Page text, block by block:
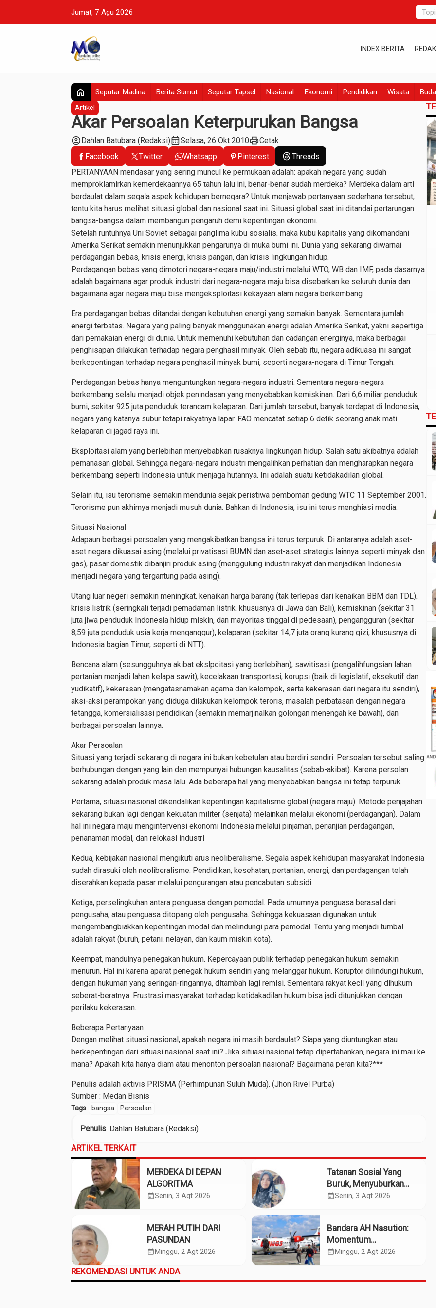
Jumat, 7 Agu 2026
INDEX BERITA
home Seputar Madina Berita Sumut Seputar Tapsel Nasional Ekonomi Pendidikan Wisata
Artikel
Akar Persoalan Keterpurukan Bangsa
account_circleDahlan Batubara (Redaksi)calendar_monthSelasa, 26 Okt 2010printCetak
Facebook
Twitter Whatsapp Pinterest
Threads
PERTANYAAN mendasar yang sering muncul ke permukaan adalah: apakah negara yang sudah
memproklamirkan kemerdekaannya 65 tahun lalu ini, benar-benar sudah merdeka? Merdeka dalam arti
berdaulat dalam segala aspek kehidupan bernegara? Untuk menjawab pertanyaan sederhana tersebut,
tentu kita harus melihat situasi global dan nasional saat ini. Situasi global saat ini ditandai pertarungan
bangsa-bangsa dalam membangun pengaruh demi kepentingan ekonomi.
Setelah runtuhnya Uni Soviet sebagai panglima kubu sosialis, maka kubu kapitalis yang dikomandani
Amerika Serikat semakin menunjukkan pengarunya di muka bumi ini. Dunia yang sekarang diwarnai
perdagangan bebas, krisis energi, krisis pangan, dan krisis lingkungan hidup.
Perdagangan bebas yang dimotori negara-negara maju/industri melalui WTO, WB dan IMF, pada dasarnya
adalah bagaimana agar produk industri dari negara-negara maju bisa disebarkan ke seluruh dunia dan
bagaimana agar negara maju bisa mengeksploitasi kekayaan alam negara berkembang.
Era perdagangan bebas ditandai dengan kebutuhan energi yang semakin banyak. Sementara jumlah
energi terbatas. Negara yang paling banyak menggunakan energi adalah Amerika Serikat, yakni sepertiga
dari pemakaian energi di dunia. Untuk memenuhi kebutuhan dan cadangan energinya, maka berbagai
penghisapan dilakukan terhadap negara penghasil minyak. Oleh sebab itu, negara adikuasa ini sangat
berkepentingan terhadap negara penghasil minyak bumi, seperti negara-negara di Timur Tengah.
Perdagangan bebas hanya menguntungkan negara-negara industri. Sementara negara-negara
berkembang selalu menjadi objek penindasan yang menyebabkan kemiskinan. Dari 6,6 miliar penduduk
bumi, sekitar 925 juta penduduk terancam kelaparan. Dari jumlah tersebut, banyak terdapat di Indonesia,
negara yang katanya subur tetapi rakyatnya lapar. FAO mencatat setiap 6 detik seorang anak mati
kelaparan di jagad raya ini.
Eksploitasi alam yang berlebihan menyebabkan rusaknya lingkungan hidup. Salah satu akibatnya adalah
pemanasan global. Sehingga negara-negara industri mengalihkan perhatian dan mengharapkan negara
berkembang seperti Indonesia untuk menjaga hutannya. Ini adalah suatu ketidakadilan global.
Selain itu, isu terorisme semakin mendunia sejak peristiwa pemboman gedung WTC 11 September 2001.
Terorisme pun akhirnya menjadi musuh dunia. Bahkan di Indonesia, isu ini terus menghiasi media.
Situasi Nasional
Adapaun berbagai persoalan yang mengakibatkan bangsa ini terus terpuruk. Di antaranya adalah aset-
aset negara dikuasai asing (melalui privatisasi BUMN dan aset-aset strategis lainnya seperti minyak dan
gas), pasar domestik dibanjiri produk asing (menggulung industri rakyat dan menjadikan Indonesia
menjadi negara yang tergantung pada asing).
Utang luar negeri semakin meningkat, kenaikan harga barang (tak terlepas dari kenaikan BBM dan TDL),
krisis listrik (seringkali terjadi pemadaman listrik, khususnya di Jawa dan Bali), kemiskinan (sekitar 31
juta jiwa penduduk Indonesia hidup miskin, dan mayoritas tinggal di pedesaan), pengangguran (sekitar
8,59 juta penduduk usia kerja menganggur), kelaparan (sekitar 14,7 juta orang kurang gizi, khususnya di
Indonesia bagian Timur, seperti di NTT).
Bencana alam (sesungguhnya akibat ekslpoitasi yang berlebihan), sawitisasi (pengalihfungsian lahan
pertanian menjadi lahan kelapa sawit), kecelakaan transportasi, korupsi (baik di legislatif, eksekutif dan
yudikatif), kekerasan (mengatasnamakan agama dan kelompok, serta kekerasan dari negara itu sendiri),
aksi-aksi perampokan yang diduga dilakukan kelompok teroris, masalah perbatasan dengan negara
tetangga, komersialisasi pendidikan (semakin memarjinalkan golongan menengah ke bawah), dan
berbagai persoalan lainnya.
Akar Persoalan
Situasi yang terjadi sekarang di negara ini bukan kebetulan atau berdiri sendiri. Persoalan tersebut saling
berhubungan dengan yang lain dan mempunyai hubungan kausalitas (sebab-akibat). Karena persolan
sekarang adalah produk masa lalu. Ada beberapa hal yang menyebabkan bangsa ini tetap terpuruk.
Pertama, situasi nasional dikendalikan kepentingan kapitalisme global (negara maju). Metode penjajahan
sekarang bukan lagi dengan kekuatan militer (senjata) melainkan melalui ekonomi (perdagangan). Dalam
hal ini negara maju mengintervensi ekonomi Indonesia melalui pinjaman, perjanjian perdagangan,
penanaman modal, dan relokasi industri
Kedua, kebijakan nasional mengikuti arus neoliberalisme. Segala aspek kehidupan masyarakat Indonesia
sudah dirasuki oleh neoliberalisme. Pendidikan, kesehatan, pertanian, energi, dan perdagangan telah
diserahkan kepada pasar melalui pengurangan atau pencabutan subsidi.
Ketiga, perselingkuhan antara penguasa dengan pemodal. Pada umumnya penguasa berasal dari
pengusaha, atau penguasa ditopang oleh pengusaha. Sehingga kekuasaan digunakan untuk
mengembangbiakkan kepentingan modal dan melindungi para pemodal. Tentu yang menjadi tumbal
adalah rakyat (buruh, petani, nelayan, dan kaum miskin kota).
Keempat, mandulnya penegakan hukum. Kepercayaan publik terhadap penegakan hukum semakin
menurun. Hal ini karena aparat penegak hukum sendiri yang melanggar hukum. Koruptor dilindungi hukum,
dengan hukuman yang seringan-ringannya, ditambah lagi remisi. Sementara rakyat kecil yang dihukum
seberat-beratnya. Frustrasi masyarakat terhadap ketidakadilan hukum bisa jadi ditunjukkan dengan
perilaku kekerasan.
Beberapa Pertanyaan
Dengan melihat situasi nasional, apakah negara ini masih berdaulat? Siapa yang diuntungkan atau
berkepentingan dari situasi nasional saat ini? Jika situasi nasional tetap dipertahankan, negara ini mau ke
mana? Apakah kita hanya diam atau menonton persoalan nasional? Bagaimana peran kita?***
Penulis adalah aktivis PRISMA (Perhimpunan Suluh Muda). (Jhon Rivel Purba)
Sumber : Medan Bisnis
Tags bangsa Persoalan
Penulis: Dahlan Batubara (Redaksi)
ARTIKEL TERKAIT
MERDEKA DI DEPAN
ALGORITMA
calendar_monthSenin, 3 Agt 2026
Tatanan Sosial Yang
Buruk, Menyuburkan
HIV Pada Remaja
calendar_monthSenin, 3 Agt 2026
MERAH PUTIH DARI
PASUNDAN
calendar_month Minggu, 2 Agt 2026
Bandara AH Nasution:
Momentum
Kebangkitan Tabagsel
calendar_month Minggu, 2 Agt 2026
REKOMENDASI UNTUK ANDA